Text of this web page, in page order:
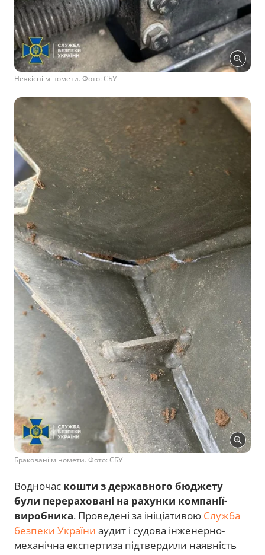
Неякісні міномети. Фото: СБУ
Браковані міномети. Фото: СБУ
Водночас кошти з державного бюджету
були перераховані на рахунки компанії-
виробника. Проведені за ініціативою Служба
безпеки України аудит і судова інженерно-
механічна експертиза підтвердили наявність